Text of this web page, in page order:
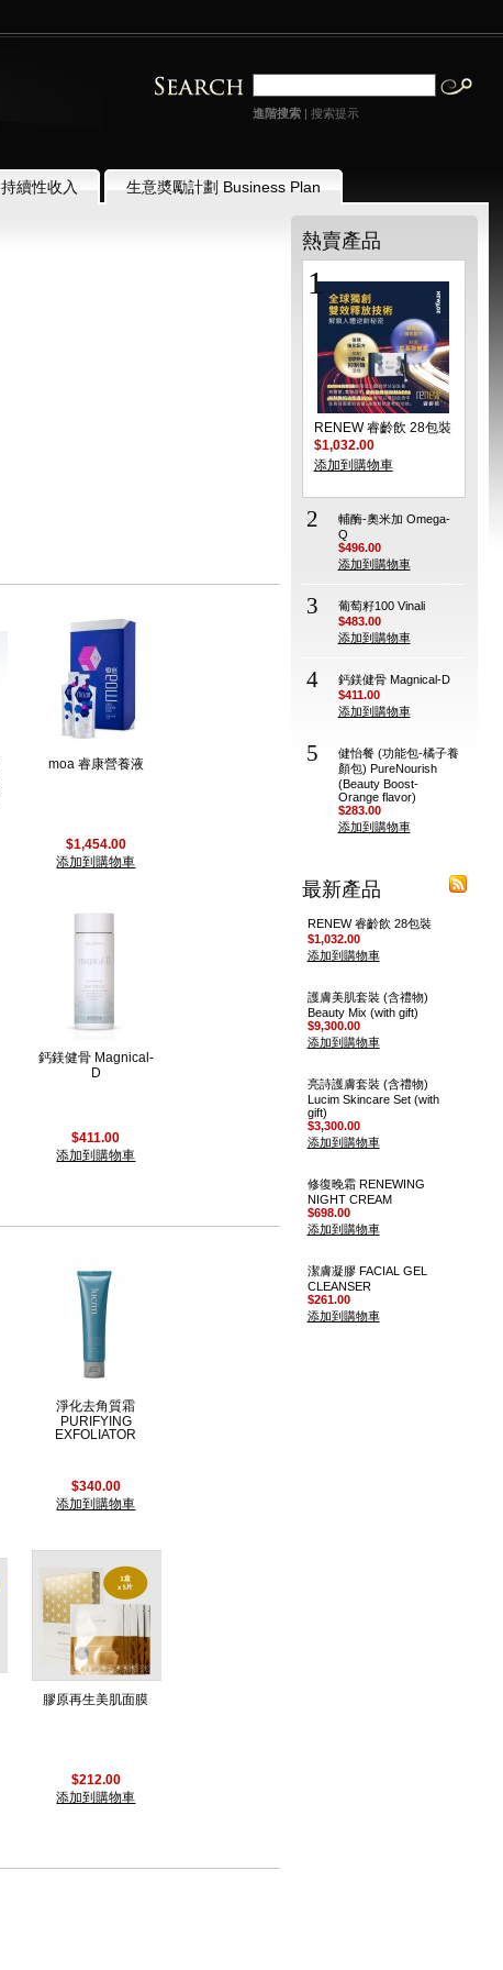
進階搜索| 搜索提示
持續性收入
生意奬勵計劃 Business Plan
moa 睿康營養液
$1,454.00
添加到購物車
鈣鎂健骨 Magnical-
D
$411.00
添加到購物車
淨化去角質霜
PURIFYING
EXFOLIATOR
$340.00
添加到購物車
膠原再生美肌面膜
$212.00
添加到購物車
熱賣產品
1
RENEW 睿齡飲 28包裝
$1,032.00
添加到購物車
2
輔酶-奧米加 Omega-
Q
$496.00
添加到購物車
3
葡萄籽100 Vinali
$483.00
添加到購物車
4
鈣鎂健骨 Magnical-D
$411.00
添加到購物車
5
健怡餐 (功能包-橘子養
顏包) PureNourish
(Beauty Boost-
Orange flavor)
$283.00
添加到購物車
最新產品
RENEW 睿齡飲 28包裝
$1,032.00
添加到購物車
護膚美肌套裝 (含禮物)
Beauty Mix (with gift)
$9,300.00
添加到購物車
亮詩護膚套裝 (含禮物)
Lucim Skincare Set (with
gift)
$3,300.00
添加到購物車
修復晚霜 RENEWING
NIGHT CREAM
$698.00
添加到購物車
潔膚凝膠 FACIAL GEL
CLEANSER
$261.00
添加到購物車